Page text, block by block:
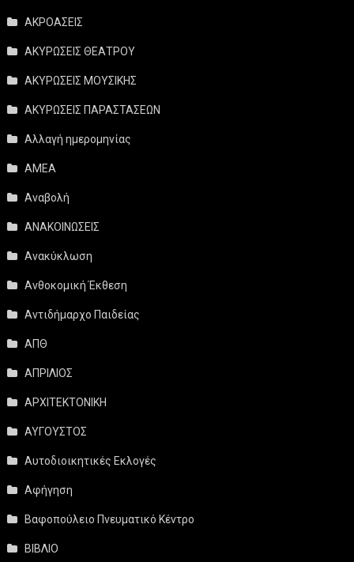
ΑΚΡΟΑΣΕΙΣ
ΑΚΥΡΩΣΕΙΣ ΘΕΑΤΡΟΥ
ΑΚΥΡΩΣΕΙΣ ΜΟΥΣΙΚΗΣ
ΑΚΥΡΩΣΕΙΣ ΠΑΡΑΣΤΑΣΕΩΝ
Αλλαγή ημερομηνίας
ΑΜΕΑ
Αναβολή
ΑΝΑΚΟΙΝΩΣΕΙΣ
Ανακύκλωση
Ανθοκομική Έκθεση
Αντιδήμαρχο Παιδείας
ΑΠΘ
ΑΠΡΙΛΙΟΣ
ΑΡΧΙΤΕΚΤΟΝΙΚΗ
ΑΥΓΟΥΣΤΟΣ
Αυτοδιοικητικές Εκλογές
Αφήγηση
Βαφοπούλειο Πνευματικό Κέντρο
ΒΙΒΛΙΟ